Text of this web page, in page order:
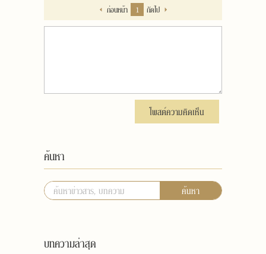
ก่อนหน้า 1 ถัดไป
โพสต์ความคิดเห็น
ค้นหา
ค้นหา
บทความล่าสุด